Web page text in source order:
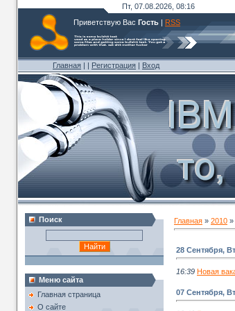
Пт, 07.08.2026, 08:16
Приветствую Вас Гость | RSS
Главная | | Регистрация | Вход
Поиск
Меню сайта
Главная страница
О сайте
Главная » 2010 »
28 Сентября, Вт
16:39 Новая
07 Сентября, Вт